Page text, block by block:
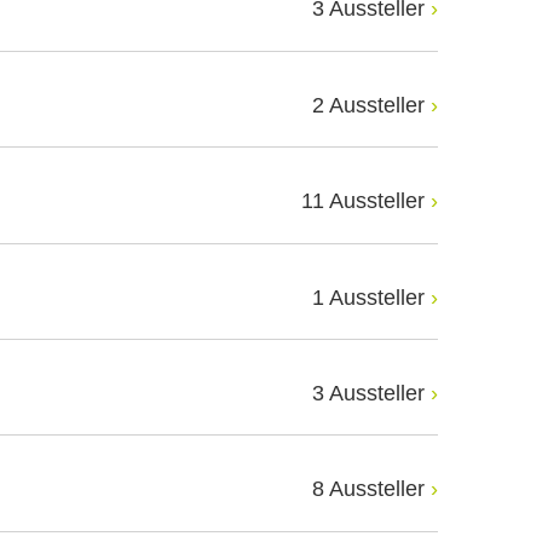
3 Aussteller
2 Aussteller
11 Aussteller
1 Aussteller
3 Aussteller
8 Aussteller